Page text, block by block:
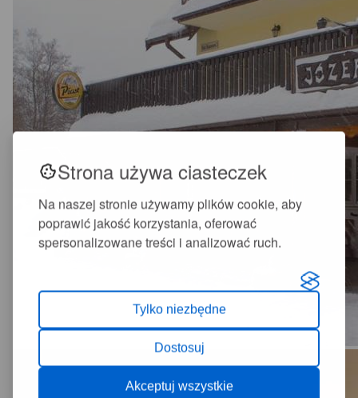
Strona używa ciasteczek
Na naszej stronie używamy plików cookie, aby
poprawić jakość korzystania, oferować
spersonalizowane treści i analizować ruch.
Tylko niezbędne
Dostosuj
Akceptuj wszystkie